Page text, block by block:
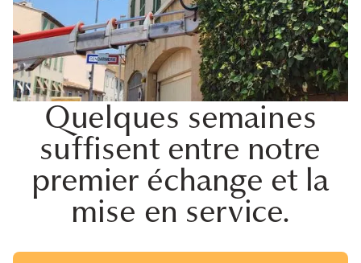
Quelques semaines
suffisent entre notre
premier échange et la
mise en service.